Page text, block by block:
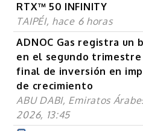
RTX™ 50 INFINITY
TAIPÉI, hace 6 horas
ADNOC Gas registra
en el segundo
final de inversión en
de crecimiento
ABU DABI, Emiratos
2026, 13:45